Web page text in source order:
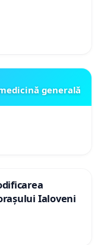
generală
Ialoveni